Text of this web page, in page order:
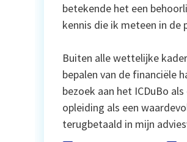
betekende het een
kennis die ik meteen in de
Buiten alle wettelijke
bepalen van de financiële
bezoek aan het ICDuBo
opleiding als een
terugbetaald in mijn